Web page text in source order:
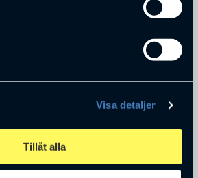
Visa detaljer
Tillåt alla